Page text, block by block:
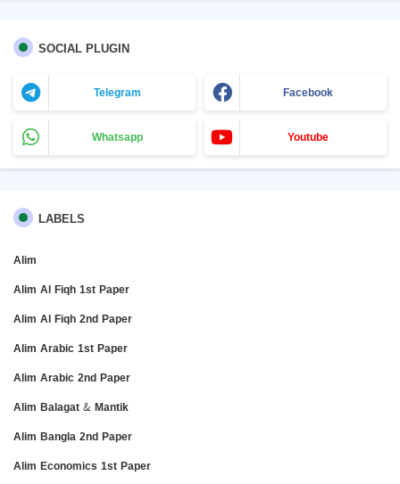
SOCIAL PLUGIN
Telegram Facebook
Whatsapp Youtube
LABELS
Alim
Alim Al Fiqh 1st Paper
Alim Al Fiqh 2nd Paper
Alim Arabic 1st Paper
Alim Arabic 2nd Paper
Alim Balagat & Mantik
Alim Bangla 2nd Paper
Alim Economics 1st Paper